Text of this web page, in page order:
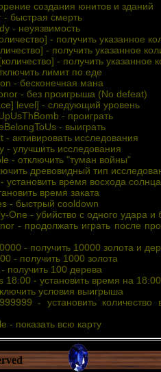
создания юнитов и зданий
- быстрая смерть
- неуязвимость
- получить указанное
- получить указанное
- получить указанное
лимит по еде
- бесконечная мана
- без проигрыша (No defeat)
level] - следующий уровень
- проиграть
- выиграть
- активировать исследования
- улучшить исследования
- отключить "туман войны"
древовидный тип
установить время восхода солнца
время заката
- быстрый cooldown
One - убийство с одного удара и
- продолжать играть после
- получить 10000 золота и
- получить 1000 золота
получить 100 дерева
18:00 - установить время на 18:00
условия выигрыша
- установить количество
- показать всю карту